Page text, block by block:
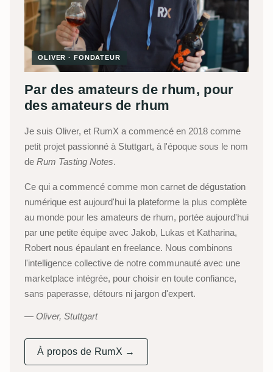
OLIVER · FONDATEUR
Par des amateurs de rhum, pour
des amateurs de rhum
Je suis Oliver, et RumX a commencé en 2018 comme
petit projet passionné à Stuttgart, à l'époque sous le nom
de Rum Tasting Notes.
Ce qui a commencé comme mon carnet de dégustation
numérique est aujourd'hui la plateforme la plus complète
au monde pour les amateurs de rhum, portée aujourd'hui
par une petite équipe avec Jakob, Lukas et Katharina,
Robert nous épaulant en freelance. Nous combinons
l'intelligence collective de notre communauté avec une
marketplace intégrée, pour choisir en toute confiance,
sans paperasse, détours ni jargon d'expert.
Oliver, Stuttgart
À propos de RumX →